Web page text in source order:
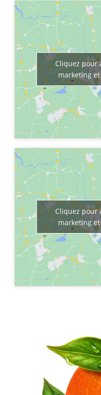
Cliquez pour
marketing
Cliquez pour
marketing